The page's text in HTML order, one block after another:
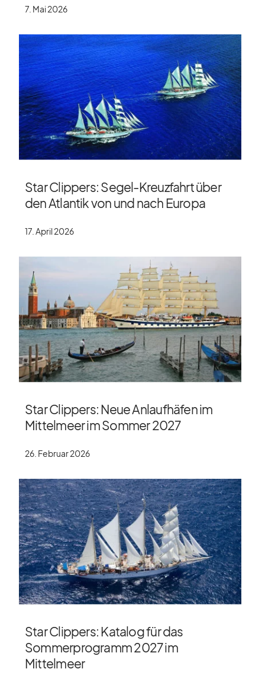
7. Mai 2026
Star Clippers: Segel-Kreuzfahrt über
den Atlantik von und nach Europa
17. April 2026
Star Clippers: Neue Anlaufhäfen im
Mittelmeer im Sommer 2027
26. Februar 2026
Star Clippers: Katalog für das
Sommerprogramm 2027 im
Mittelmeer